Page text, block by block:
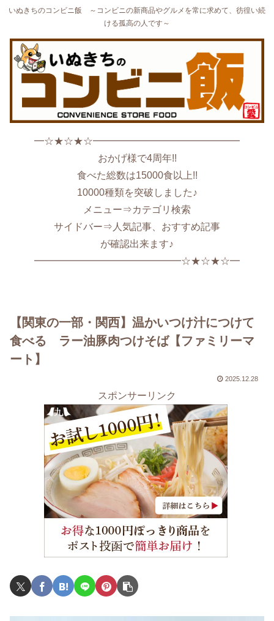
いぬきちのコンビニ飯 ～コンビニの新商品やグルメを常に求めて、彷徨い続
ける孤高の人です～
━☆★☆★☆━━━━━━━━━━━━━━━
おかげ様で4周年!!
食べた総数は15000食以上!!
10000種類を突破しました♪
メニュー⇒カテゴリ検索
サイドバー⇒人気記事、おすすめ記事
が確認出来ます♪
━━━━━━━━━━━━━━━☆★☆★☆━
【関東の一部・関西】温かいつけ汁につけて
食べる ラー油豚肉つけそば【ファミリーマ
ート】
2025.12.28
スポンサーリンク